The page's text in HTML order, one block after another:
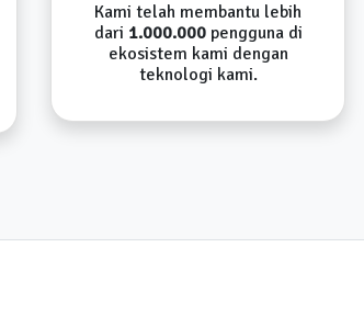
Kami telah membantu lebih
dari 1.000.000pengguna di
ekosistem kami dengan
teknologi kami.